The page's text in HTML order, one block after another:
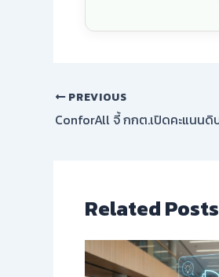
PREVIOUS
Related Posts